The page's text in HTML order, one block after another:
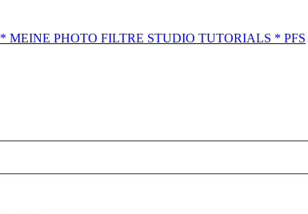
* MEINE PHOTO FILTRE STUDIO TUTORIALS * PFS